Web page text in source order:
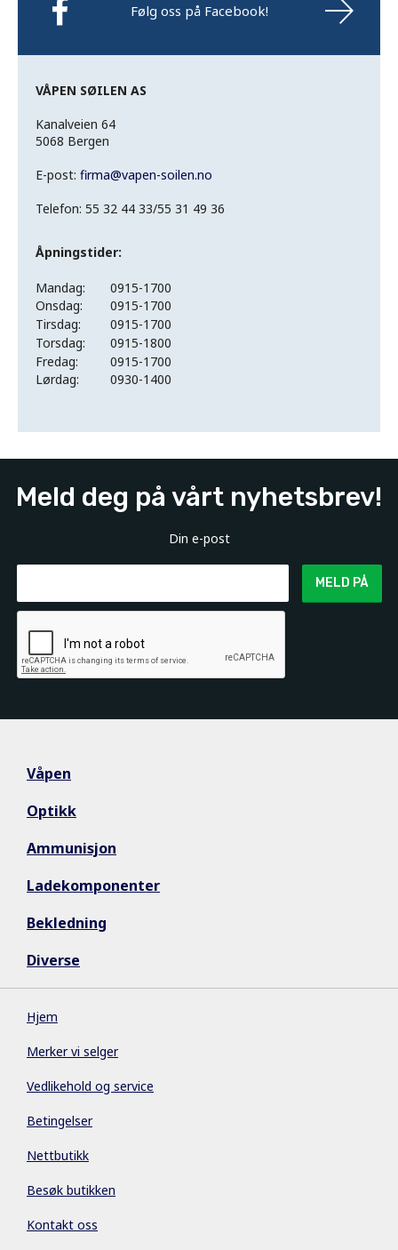
Følg oss på Facebook!
VÅPEN SØILEN AS
Kanalveien 64
5068 Bergen
E-post: firma@vapen-soilen.no
Telefon: 55 32 44 33/55 31 49 36
Åpningstider:
Mandag:
0915-1700
Onsdag:
0915-1700
Tirsdag:
0915-1700
Torsdag:
0915-1800
Fredag:
0915-1700
Lørdag:
0930-1400
Meld deg på vårt nyhetsbrev!
Din e-post
MELD PÅ
Våpen
Optikk
Ammunisjon
Ladekomponenter
Bekledning
Diverse
Hjem
Merker vi selger
Vedlikehold og service
Betingelser
Nettbutikk
Besøk butikken
Kontakt oss